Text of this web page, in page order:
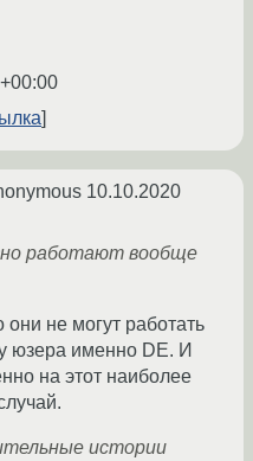
10.10.2020
работают вообще
они не могут работать
юзера именно DE. И
на этот наиболее
истории